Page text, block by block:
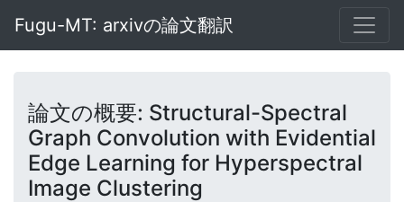
Fugu-MT: arxivの論文翻訳
論文の概要: Structural-Spectral
Graph Convolution with Evidential
Edge Learning for Hyperspectral
Image Clustering